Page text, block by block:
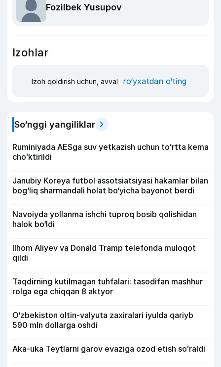
Fozilbek Yusupov
Izohlar
Izoh qoldirish uchun, avval ro‘yxatdan o‘ting
So‘nggi yangiliklar
Ruminiyada AESga suv yetkazish uchun toʻrtta kema
choʻktirildi
Janubiy Koreya futbol assotsiatsiyasi hakamlar bilan
bog‘liq sharmandali holat bo‘yicha bayonot berdi
Navoiyda yollanma ishchi tuproq bosib qolishidan
halok bo‘ldi
Ilhom Aliyev va Donald Tramp telefonda muloqot
qildi
Taqdirning kutilmagan tuhfalari: tasodifan mashhur
rolga ega chiqqan 8 aktyor
O‘zbekiston oltin-valyuta zaxiralari iyulda qariyb
590 mln dollarga oshdi
Aka-uka Teytlarni garov evaziga ozod etish soʻraldi